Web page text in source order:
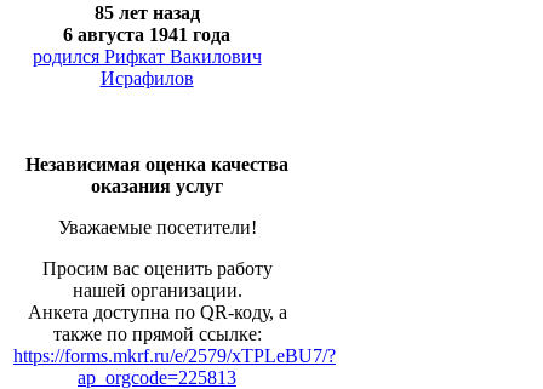
85 лет назад
6 августа 1941 года
родился Рифкат Вакилович
Исрафилов
Независимая оценка качества
оказания услуг
Уважаемые посетители!
Просим вас оценить работу
нашей организации.
Анкета доступна по QR-коду, а
также по прямой ссылке:
https://forms.mkrf.ru/e/2579/xTPLeBU7/?
ap_orgcode=225813